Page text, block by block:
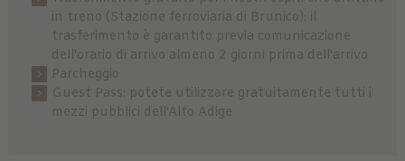
in treno (Stazione ferroviaria di Brunico): il
trasferimento è garantito previa comunicazione
dell'orario di arrivo almeno 2 giorni prima dell'arrivo
Parcheggio
Guest Pass: potete utilizzare gratuitamente tutti i
mezzi pubblici dell'Alto Adige